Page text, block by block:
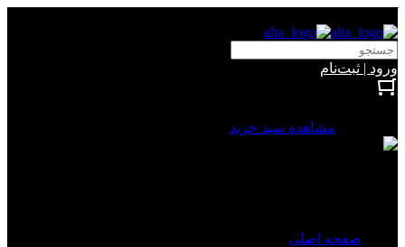
ورود | ثبت‌نام
مشاهده سبد خرید
صفحه اصلی